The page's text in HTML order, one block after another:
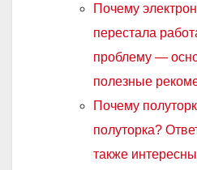
Почему
перестала
проблему —
полезные
Почему
полуторка?
также